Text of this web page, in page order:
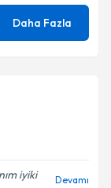
Daha Fazla
iyiki
Devamı